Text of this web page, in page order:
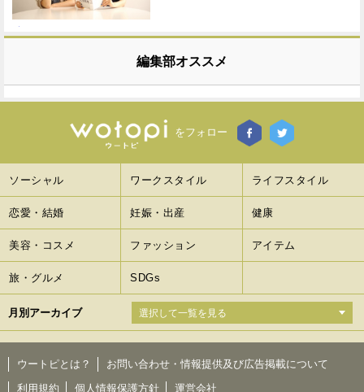
編集部オススメ
をフォロー
ソーシャル ワークスタイル ライフスタイル
恋愛・結婚 妊娠・出産 健康
美容・コスメ ファッション アイテム
旅・グルメ SDGs
月別アーカイブ
ウートピとは？
お問い合わせ・情報提供及び広告掲載について
利用規約
個人情報保護方針 運営会社